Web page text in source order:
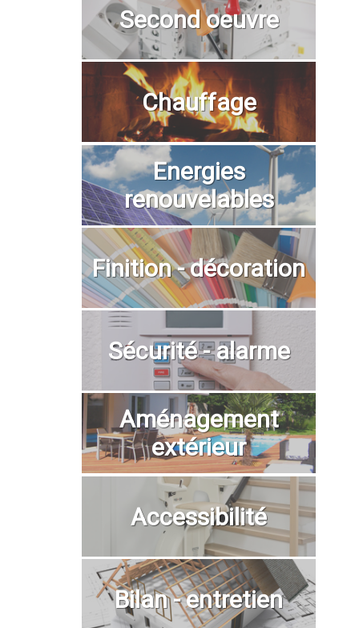
Second oeuvre
Chauffage
Energies
renouvelables
Finition - décoration
Sécurité - alarme
Aménagement
extérieur
Accessibilité
Bilan - entretien